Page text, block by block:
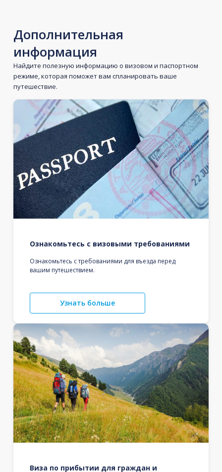
Дополнительная
информация
Найдите полезную информацию о визовом и паспортном
режиме, которая поможет вам спланировать ваше
путешествие.
Ознакомьтесь с визовыми требованиями
Ознакомьтесь с требованиями для въезда перед
вашим путешествием.
Узнать больше
Виза по прибытии для граждан и